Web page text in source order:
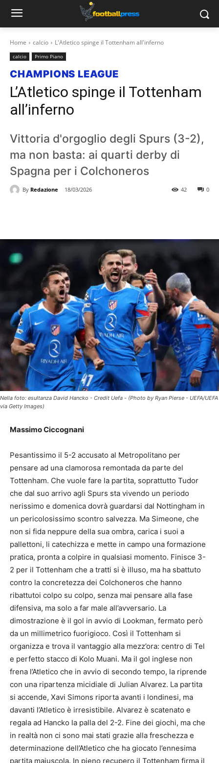
Home calcio L'Atletico spinge il Tottenham all'inferno
calcio Primo Piano
CHAMPIONS LEAGUE
L’Atletico spinge il Tottenham
all’inferno
Vittoria d'orgoglio degli Spurs (3-2),
ma non basta: ai quarti derby di
Spagna per i Colchoneros
By Redazione 18/03/2026 0
42
Nella foto: esultanza David Hancko - Credit Uefa - (Photo by Ryan Pierse - UEFA/UEFA
via Getty Images)
Massimo Ciccognani
Pesantissimo il 5-2 accusato al Metropolitano per
pensare ad una clamorosa remontada da parte del
Tottenham. Che vuole fare la partita, soprattutto Tudor
che dal suo arrivo agli Spurs sta vivendo un periodo
nerissimo e domenica dovrà guardarsi dal Nottingham in
un pericolosissimo scontro salvezza. Ma Simeone, che
non si fida neppure della sua ombra, carica i suoi a
pallettoni, li catechizza e mette in campo una formazione
pratica, pronta a colpire in qualsiasi momento. Finisce 3-
2 per il Tottenham che a tratti si è illuso, ma ha sbattuto
contro la concretezza dei Colchoneros che hanno
ribattutoi colpo su colpo, senza mai pensare alla fase
difensiva, ma solo a far male all’avversario. La
dimostrazione è il gol in avvio di Lookman, fermato però
da un millimetrico fuorigioco. Così il Tottenham si
organizza e trova il vantaggio alla mezz’ora: centro di Tel
e perfetto stacco di Kolo Muani. Ma il gol inglese non
frena l’Atletico che in avvio di secondo tempo, la riprende
con una ripartenza micidiale di Julian Alvarez. La partita
si accende, Xavi Simons riporta avanti i londinesi, ma
davanti l’Atletico è irresistibile. Alvarez è scatenato e
regala ad Hancko la palla del 2-2. Fine dei giochi, ma che
in realtà non ci sono mai stati grazie alla freschezza e
determinazione dell’Atletico che ha giocato l’ennesima
partita maiuscola. In pieno recupero il Tottenham firma il